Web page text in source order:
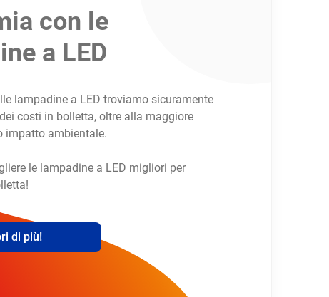
con le
a LED
lampadine a LED troviamo sicuramente
costi in bolletta, oltre alla maggiore
impatto ambientale.
le lampadine a LED migliori per
di più!